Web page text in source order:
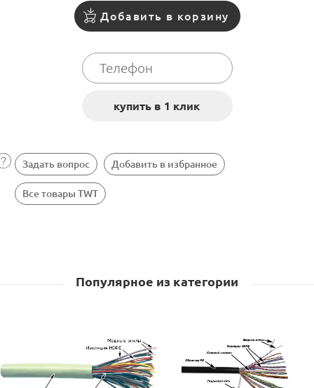
Добавить в корзину
Задать вопрос Добавить в избранное
Все товары TWT
Популярное из категории